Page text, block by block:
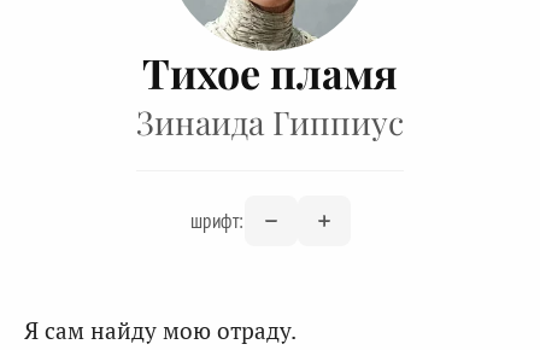
Тихое пламя
Зинаида Гиппиус
шрифт:
Я сам найду мою отраду.